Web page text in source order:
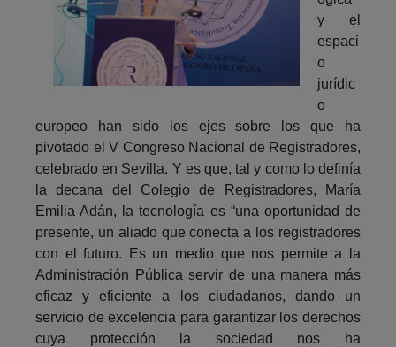
y el
espaci
o
jurídic
o
europeo han sido los ejes sobre los que ha
pivotado el V Congreso Nacional de Registradores,
celebrado en Sevilla. Y es que, tal y como lo definía
la decana del Colegio de Registradores, María
Emilia Adán, la tecnología es “una oportunidad de
presente, un aliado que conecta a los registradores
con el futuro. Es un medio que nos permite a la
Administración Pública servir de una manera más
eficaz y eficiente a los ciudadanos, dando un
servicio de excelencia para garantizar los derechos
cuya protección la sociedad nos ha